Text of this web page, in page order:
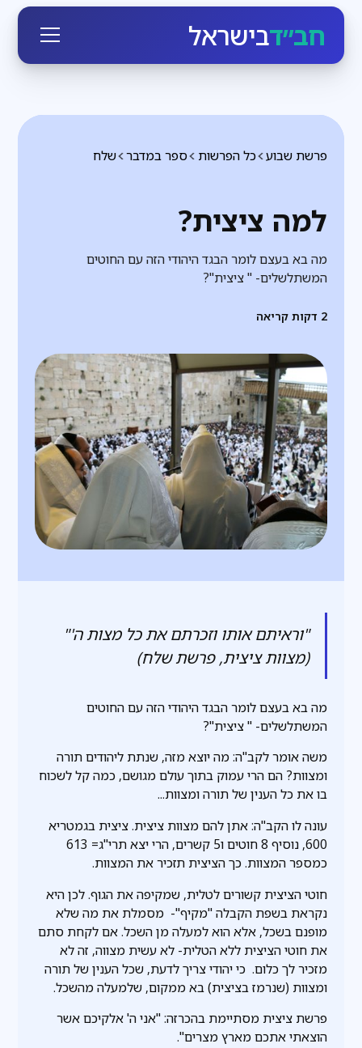
חב״דבישראל
שלח ספר במדבר כל הפרשות פרשת שבוע
למה ציצית?
מה בא בעצם לומר הבגד היהודי הזה עם החוטים
המשתלשלים- " ציצית"?
2 דקות קריאה
"וראיתם אותו וזכרתם את כל מצות ה'"
(מצוות ציצית, פרשת שלח)
מה בא בעצם לומר הבגד היהודי הזה עם החוטים
המשתלשלים- " ציצית"?
משה אומר לקב"ה: מה יוצא מזה, שנתת ליהודים תורה
ומצוות? הם הרי עמוק בתוך עולם מגושם, כמה קל לשכוח
בו את כל הענין של תורה ומצוות...
עונה לו הקב"ה: אתן להם מצוות ציצית. ציצית בגמטריא
600, נוסיף 8 חוטים ו5 קשרים, הרי יצא תרי"ג= 613
כמספר המצוות. כך הציצית תזכיר את המצוות.
חוטי הציצית קשורים לטלית, שמקיפה את הגוף. לכן היא
נקראת בשפת הקבלה "מקיף"- מסמלת את מה שלא
מופנם בשכל, אלא הוא למעלה מן השכל. אם לקחת סתם
את חוטי הציצית ללא הטלית- לא עשית מצווה, זה לא
מזכיר לך כלום. כי יהודי צריך לדעת, שכל הענין של תורה
ומצוות (שנרמז בציצית) בא ממקום, שלמעלה מהשכל.
פרשת ציצית מסתיימת בהכרזה: "אני ה' אלקיכם אשר
הוצאתי אתכם מארץ מצרים".